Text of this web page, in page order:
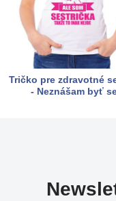
Tričko pre zdravotné
- Neznášam byť